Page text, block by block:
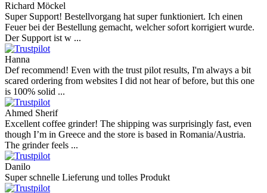
Richard Möckel
Super Support! Bestellvorgang hat super funktioniert. Ich einen
Feuer bei der Bestellung gemacht, welcher sofort korrigiert wurde.
Der Support ist w ...
Hanna
Def recommend! Even with the trust pilot results, I'm always a bit
scared ordering from websites I did not hear of before, but this one
is 100% solid ...
Ahmed Sherif
Excellent coffee grinder! The shipping was surprisingly fast, even
though I’m in Greece and the store is based in Romania/Austria.
The grinder feels ...
Danilo
Super schnelle Lieferung und tolles Produkt